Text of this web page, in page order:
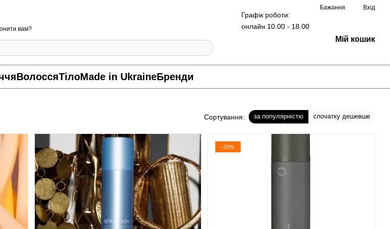
Бажання Вхід
вам?
Графік роботи:
онлайн 10.00 - 18.00
Мій кошик
ВолоссяТілоMade in UkraineБренди
Сортування: за популярністю спочатку дешевше
−20%